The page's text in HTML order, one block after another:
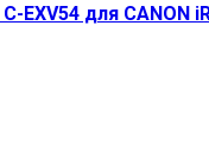
EXV54 для CANON